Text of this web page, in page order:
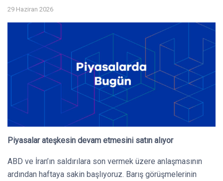
29 Haziran 2026
Piyasalar ateşkesin devam etmesini satın alıyor
ABD ve İran’ın saldırılara son vermek üzere anlaşmasının
ardından haftaya sakin başlıyoruz. Barış görüşmelerinin